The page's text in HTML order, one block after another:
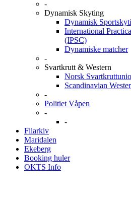
-
Dynamisk Skyting
Dynamisk
International
(IPSC)
Dynamiske matcher
-
Svartkrutt & Western
Norsk
Scandinavian
-
Politiet Våpen
-
-
Filarkiv
Maridalen
Ekeberg
Booking huler
OKTS Info